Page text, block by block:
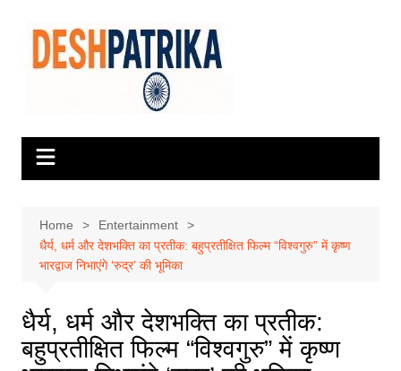
content
Home
Entertainment
धैर्य, धर्म और देशभक्ति का प्रतीक: बहुप्रतीक्षित फिल्म “विश्वगुरु” में कृष्ण
भारद्वाज निभाएंगे ‘रुद्र’ की भूमिका
धैर्य, धर्म और देशभक्ति का प्रतीक:
बहुप्रतीक्षित फिल्म “विश्वगुरु” में कृष्ण